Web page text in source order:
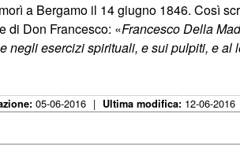
a Bergamo il 14 giugno 1846. Così
di Don Francesco: «Francesco Della
esercizi spirituali, e sui pulpiti, e al
05-06-2016 | Ultima modifica: 12-06-2016